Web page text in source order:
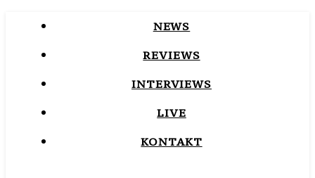
NEWS
REVIEWS
INTERVIEWS
LIVE
KONTAKT